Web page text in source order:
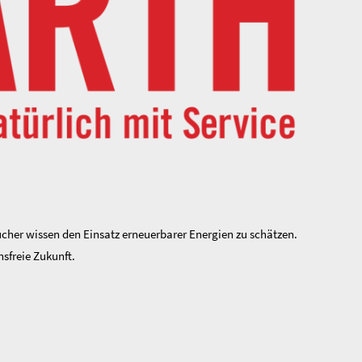
wissen den Einsatz erneuerbarer Energien zu schätzen.
Zukunft.